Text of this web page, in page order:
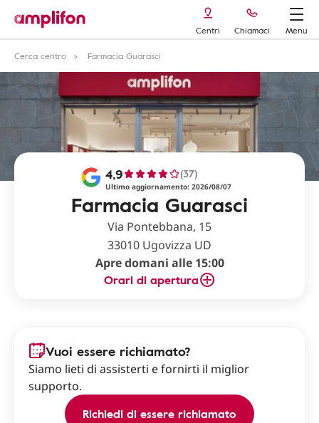
Centri Chiamaci
Menu
Cerca centro
Farmacia Guarasci
Farmacia Guarasci
4,9 (37)
Ultimo aggiornamento: 2026/08/07
Via Pontebbana, 15
33010 Ugovizza UD
Apre domani alle 15:00
Orari di apertura
Vuoi essere richiamato?
Siamo lieti di assisterti e fornirti il miglior
supporto.
Richiedi di essere richiamato